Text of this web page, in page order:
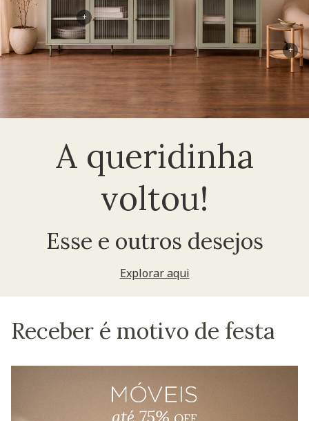
A queridinha
voltou!
Esse e outros desejos
Explorar aqui
+
+
Receber é motivo de festa